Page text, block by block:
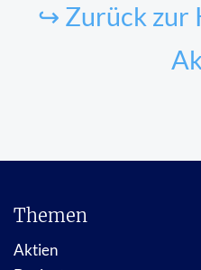
↪ Zurück zur
Themen
Aktien